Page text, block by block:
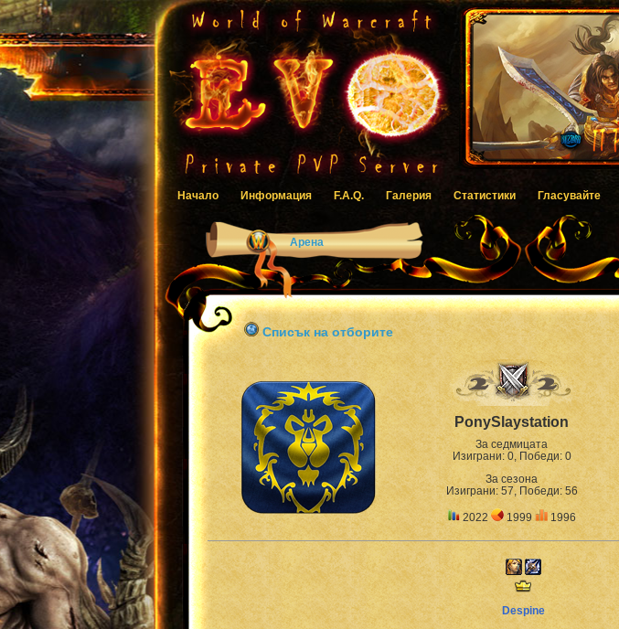
Начало
Информация F.A.Q. Галерия Статистики Гласувайте
Арена
Списък на отборите
PonySlaystation
За седмицата
Изиграни: 0, Победи: 0
За сезона
Изиграни: 57, Победи: 56
2022 1999 1996
Despine